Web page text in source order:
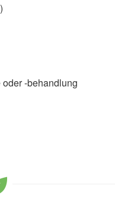
-behandlung